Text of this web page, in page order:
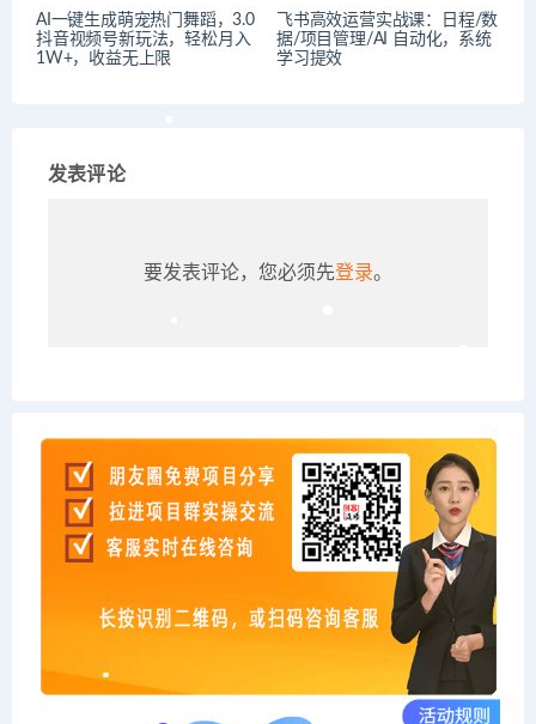
AI一键生成萌宠热门舞蹈，3.0
抖音视频号新玩法，轻松月入
1W+，收益无上限
飞书高效运营实战课：日程/数
据/项目管理/AI 自动化，系统
学习提效
发表评论
要发表评论，您必须先登录。